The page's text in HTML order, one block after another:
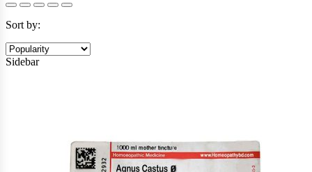
Sort by:
Sidebar